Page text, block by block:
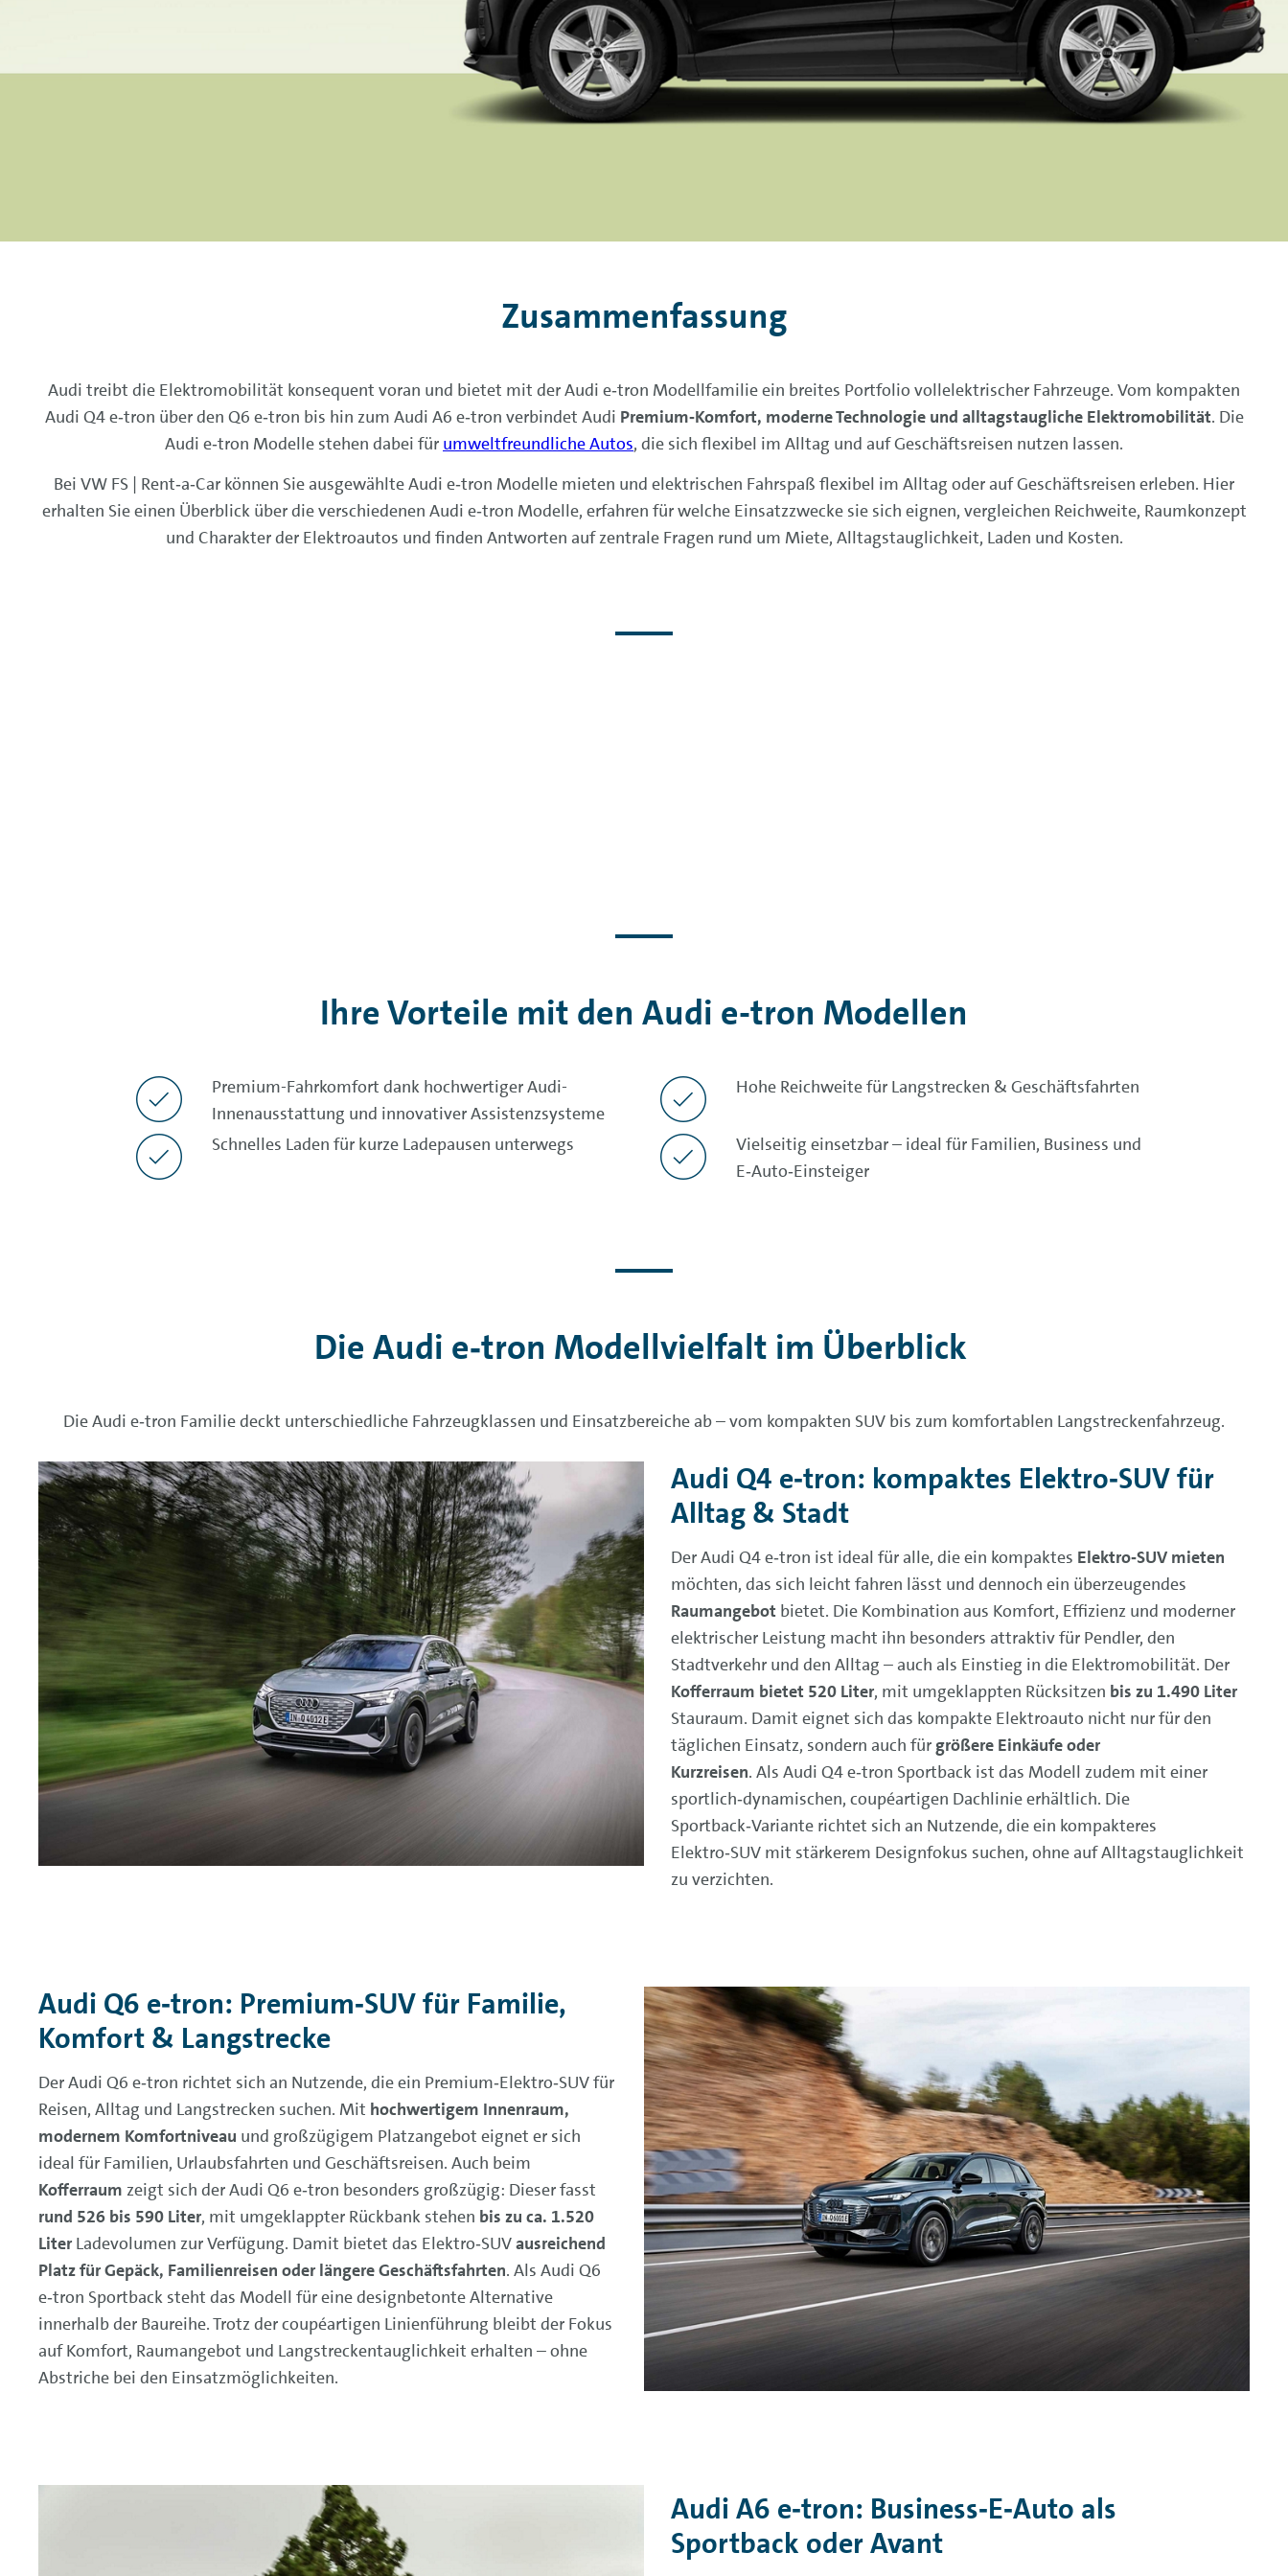
Zusammenfassung
Audi treibt die Elektromobilität konsequent voran und bietet mit der Audi e‑tron Modellfamilie ein breites Portfolio vollelektrischer Fahrzeuge. Vom kompakten
Audi Q4 e‑tron über den Q6 e‑tron bis hin zum Audi A6 e‑tron verbindet Audi Premium‑Komfort, moderne Technologie und alltagstaugliche Elektromobilität. Die
Audi e‑tron Modelle stehen dabei für umweltfreundliche Autos, die sich flexibel im Alltag und auf Geschäftsreisen nutzen lassen.
Bei VW FS | Rent‑a‑Car können Sie ausgewählte Audi e‑tron Modelle mieten und elektrischen Fahrspaß flexibel im Alltag oder auf Geschäftsreisen erleben. Hier
erhalten Sie einen Überblick über die verschiedenen Audi e‑tron Modelle, erfahren für welche Einsatzzwecke sie sich eignen, vergleichen Reichweite, Raumkonzept
und Charakter der Elektroautos und finden Antworten auf zentrale Fragen rund um Miete, Alltagstauglichkeit, Laden und Kosten.
Ihre Vorteile mit den Audi e-tron Modellen
Premium-Fahrkomfort dank hochwertiger Audi-
Innenausstattung und innovativer Assistenzsysteme
Hohe Reichweite für Langstrecken & Geschäftsfahrten
Schnelles Laden für kurze Ladepausen unterwegs
Vielseitig einsetzbar – ideal für Familien, Business und
E‑Auto‑Einsteiger
Die Audi e‑tron Modellvielfalt im Überblick
Die Audi e‑tron Familie deckt unterschiedliche Fahrzeugklassen und Einsatzbereiche ab – vom kompakten SUV bis zum komfortablen Langstreckenfahrzeug.
Audi Q4 e‑tron: kompaktes Elektro‑SUV für
Alltag & Stadt
Der Audi Q4 e‑tron ist ideal für alle, die ein kompaktes Elektro‑SUV mieten
möchten, das sich leicht fahren lässt und dennoch ein überzeugendes
Raumangebot bietet. Die Kombination aus Komfort, Effizienz und moderner
elektrischer Leistung macht ihn besonders attraktiv für Pendler, den
Stadtverkehr und den Alltag – auch als Einstieg in die Elektromobilität. Der
Kofferraum bietet 520 Liter, mit umgeklappten Rücksitzen bis zu 1.490 Liter
Stauraum. Damit eignet sich das kompakte Elektroauto nicht nur für den
täglichen Einsatz, sondern auch für größere Einkäufe oder
Kurzreisen. Als Audi Q4 e‑tron Sportback ist das Modell zudem mit einer
sportlich‑dynamischen, coupéartigen Dachlinie erhältlich. Die
Sportback‑Variante richtet sich an Nutzende, die ein kompakteres
Elektro‑SUV mit stärkerem Designfokus suchen, ohne auf Alltagstauglichkeit
zu verzichten.
Audi Q6 e‑tron: Premium‑SUV für Familie,
Komfort & Langstrecke
Der Audi Q6 e‑tron richtet sich an Nutzende, die ein Premium‑Elektro‑SUV für
Reisen, Alltag und Langstrecken suchen. Mit hochwertigem Innenraum,
modernem Komfortniveau und großzügigem Platzangebot eignet er sich
ideal für Familien, Urlaubsfahrten und Geschäftsreisen. Auch beim
Kofferraum zeigt sich der Audi Q6 e‑tron besonders großzügig: Dieser fasst
rund 526 bis 590 Liter, mit umgeklappter Rückbank stehen bis zu ca. 1.520
Liter Ladevolumen zur Verfügung. Damit bietet das Elektro‑SUVausreichend
Platz für Gepäck, Familienreisen oder längere Geschäftsfahrten. Als Audi Q6
e‑tron Sportback steht das Modell für eine designbetonte Alternative
innerhalb der Baureihe. Trotz der coupéartigen Linienführung bleibt der Fokus
auf Komfort, Raumangebot und Langstreckentauglichkeit erhalten – ohne
Abstriche bei den Einsatzmöglichkeiten.
Audi A6 e‑tron: Business‑E‑Auto als
Sportback oder Avant